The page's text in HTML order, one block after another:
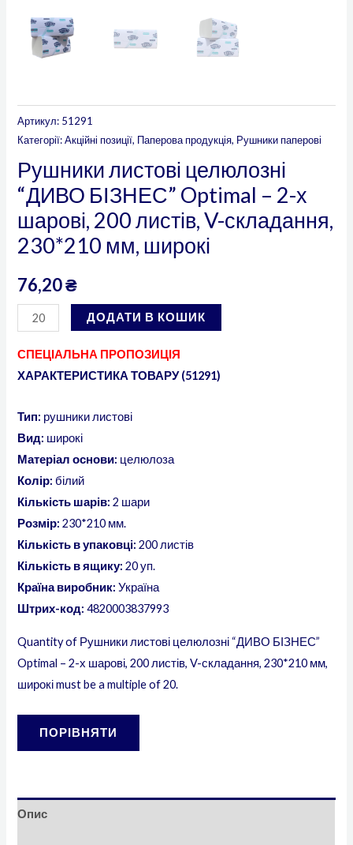
Артикул: 51291
Категорії:Акційні позиції, Паперова продукція, Рушники паперові
Рушники листові целюлозні
“ДИВО БІЗНЕС” Optimal – 2-х
шарові, 200 листів, V-складання,
230*210 мм, широкі
76,20₴
широкі
кількість
ДОДАТИ В КОШИК
СПЕЦІАЛЬНА ПРОПОЗИЦІЯ
ХАРАКТЕРИСТИКА ТОВАРУ (51291)
Тип: рушники листові
Вид: широкі
Матеріал основи: целюлоза
Колір: білий
Кількість шарів: 2 шари
Розмір: 230*210 мм.
Кількість в упаковці: 200 листів
Кількість в ящику: 20 уп.
Країна виробник: Україна
Штрих-код: 4820003837993
Quantity of Рушники листові целюлозні “ДИВО БІЗНЕС”
Optimal – 2-х шарові, 200 листів, V-складання, 230*210 мм,
широкі must be a multiple of 20.
ПОРІВНЯТИ
Опис